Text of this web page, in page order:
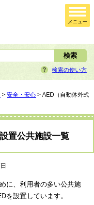
メニュー
検索の使い方
> 安全・安心 > AED（自動体外式
置公共施設一覧
に、利用者の多い公共施
を設置しています。